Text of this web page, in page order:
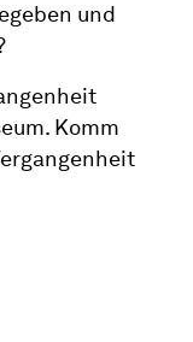
und
Komm